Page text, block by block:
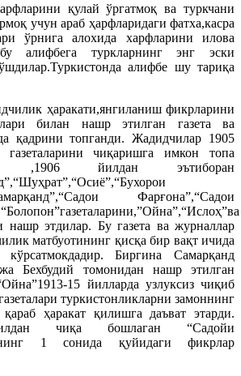
қулай ўргатмоқ ва туркчани
учун араб ҳарфларидаги фатха,касра
ўрнига алохида харфларини илова
бу алифбега туркларнинг энг эски
алифбе шу тариқа
ҳаракати,янгиланиш фикрларини
билан нашр этилган газета ва
қадрини топганди. Жадидчилар 1905
газеталарини чиқаришга имкон топа
,1906 йилдан эътиборан
Фарғона”,“Садои
нашр этдилар. Бу газета ва журналлар
матбуотининг қисқа бир вақт ичида
Биргина Самарқанд
Бехбудий томонидан нашр этилган
15 йилларда узлуксиз чиқиб
туркистонликларни замоннинг
ҳаракат қилишга даъват этарди.
чиқа бошлаган “Садойи
1 сонида қуйидаги фикрлар